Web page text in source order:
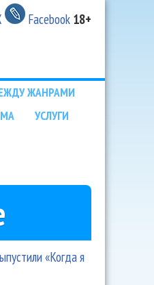
Facebook 18+
ЖАНРАМИ
УСЛУГИ
«Когда я